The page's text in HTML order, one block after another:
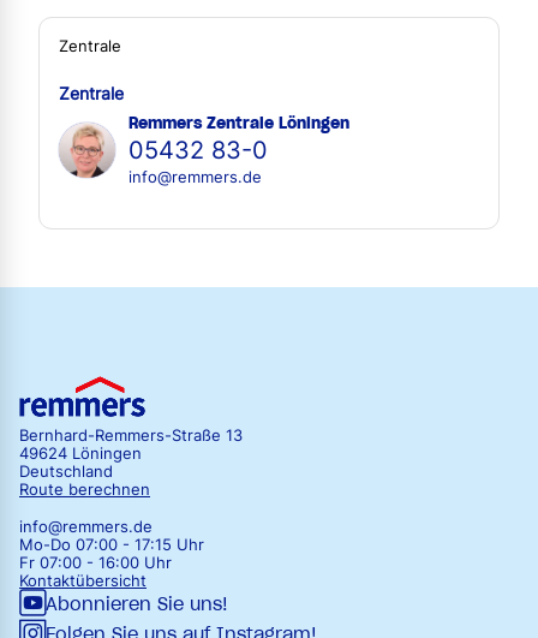
Zentrale
Zentrale
Remmers Zentrale Löningen
05432 83-0
info@remmers.de
Bernhard-Remmers-Straße 13
49624 Löningen
Deutschland
Route berechnen
info@remmers.de
Mo-Do 07:00 - 17:15 Uhr
Fr 07:00 - 16:00 Uhr
Kontaktübersicht
Abonnieren Sie uns!